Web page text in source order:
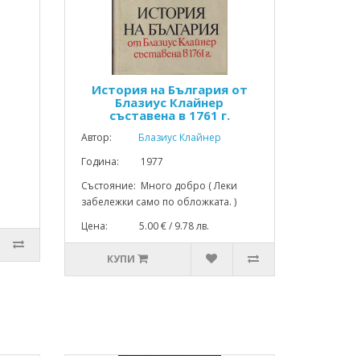
История на България от
Блазиус Клайнер
съставена в 1761 г.
Автор:
Блазиус Клайнер
Година: 1977
Състояние: Много добро ( Леки
забележки само по обложката. )
Цена: 5.00 € / 9.78 лв.
КУПИ